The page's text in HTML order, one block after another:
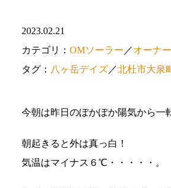
2023.02.21
カテゴリ：OMソーラー ／オーナ
タグ： 八ヶ岳デイズ／北杜市大泉
今朝は昨日のぽかぽか陽気から一
朝起きると外は真っ白！
気温はマイナス６℃・・・・・。